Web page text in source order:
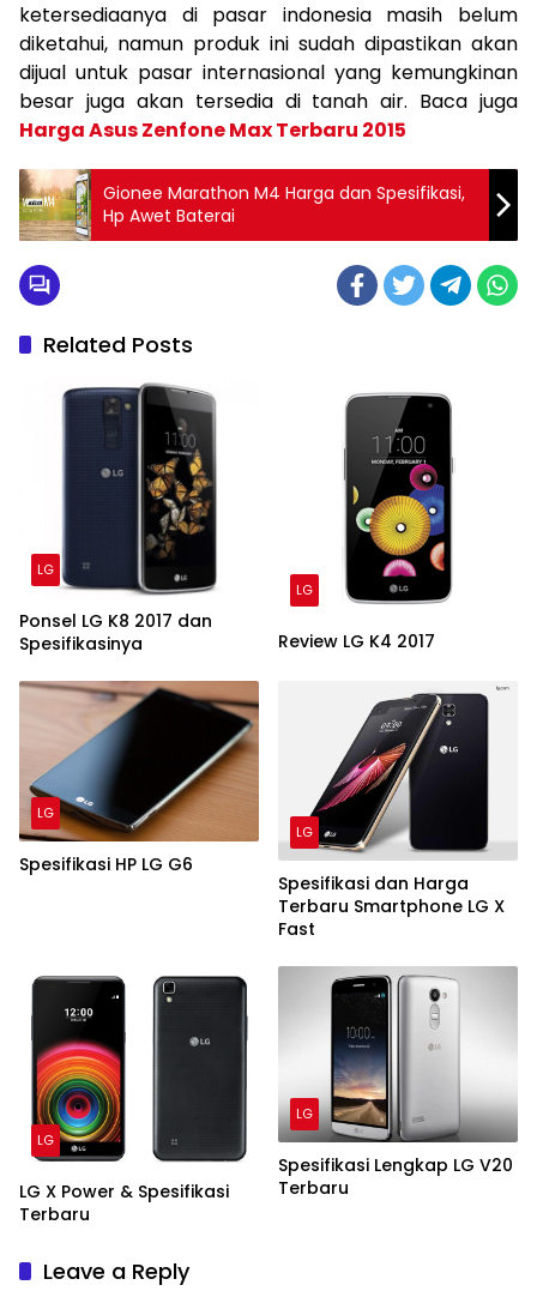
ketersediaanya di pasar indonesia masih belum
diketahui, namun produk ini sudah dipastikan akan
dijual untuk pasar internasional yang kemungkinan
besar juga akan tersedia di tanah air. Baca juga
Harga Asus Zenfone Max Terbaru 2015
Gionee Marathon M4 Harga dan Spesifikasi,
Hp Awet Baterai
Related Posts
LG
Ponsel LG K8 2017 dan
Spesifikasinya
LG
Review LG K4 2017
LG
Spesifikasi HP LG G6
LG
Spesifikasi dan Harga
Terbaru Smartphone LG X
Fast
LG
LG X Power & Spesifikasi
Terbaru
LG
Spesifikasi Lengkap LG V20
Terbaru
Leave a Reply